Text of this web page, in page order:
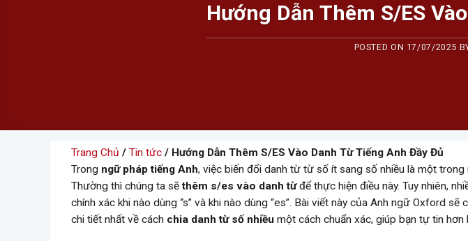
Hướng Dẫn Thêm S/ES
POSTED ON 17/07/2025
Trang Chủ / Tin tức / Hướng Dẫn Thêm S/ES Vào Danh Từ Tiếng Anh Đầy Đủ
Trong ngữ pháp tiếng Anh, việc biến đổi danh từ từ số ít sang số nhiều là một
Thường thì chúng ta sẽthêm s/es vào danh từđể thực hiện điều này. Tuy nhiên,
chính xác khi nào dùng “s” và khi nào dùng “es”. Bài viết này của Anh ngữ Oxford
chi tiết nhất về cách chia danh từ số nhiều một cách chuẩn xác, giúp bạn tự tin hơn